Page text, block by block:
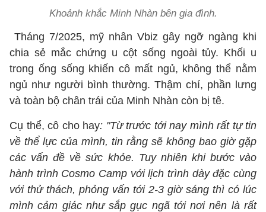
Khoảnh khắc Minh Nhàn bên gia đình.
Tháng 7/2025, mỹ nhân Vbiz gây ngỡ ngàng khi
chia sẻ mắc chứng u cột sống ngoài tủy. Khối u
trong ống sống khiến cô mất ngủ, không thể nằm
ngủ như người bình thường. Thậm chí, phần lưng
và toàn bộ chân trái của Minh Nhàn còn bị tê.
Cụ thể, cô cho hay: "Từ trước tới nay mình rất tự tin
về thể lực của mình, tin rằng sẽ không bao giờ gặp
các vấn đề về sức khỏe. Tuy nhiên khi bước vào
hành trình Cosmo Camp với lịch trình dày đặc cùng
với thử thách, phỏng vấn tới 2-3 giờ sáng thì có lúc
mình cảm giác như sắp gục ngã tới nơi nên là rất